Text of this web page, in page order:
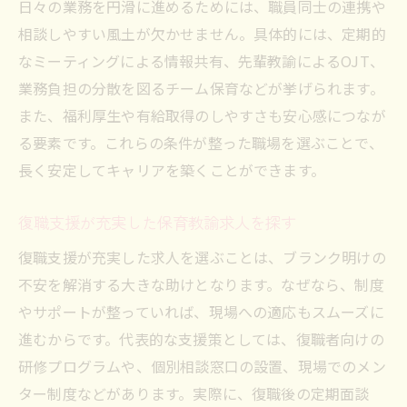
日々の業務を円滑に進めるためには、職員同士の連携や
相談しやすい風土が欠かせません。具体的には、定期的
なミーティングによる情報共有、先輩教諭によるOJT、
業務負担の分散を図るチーム保育などが挙げられます。
また、福利厚生や有給取得のしやすさも安心感につなが
る要素です。これらの条件が整った職場を選ぶことで、
長く安定してキャリアを築くことができます。
復職支援が充実した保育教諭求人を探す
復職支援が充実した求人を選ぶことは、ブランク明けの
不安を解消する大きな助けとなります。なぜなら、制度
やサポートが整っていれば、現場への適応もスムーズに
進むからです。代表的な支援策としては、復職者向けの
研修プログラムや、個別相談窓口の設置、現場でのメン
ター制度などがあります。実際に、復職後の定期面談